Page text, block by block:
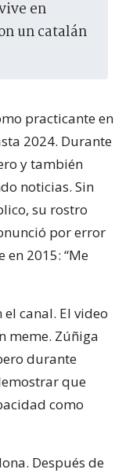
en
un catalán
practicante en
2024. Durante
y también
noticias. Sin
su rostro
por error
2015: “Me
canal. El video
meme. Zúñiga
durante
que
como
Después de